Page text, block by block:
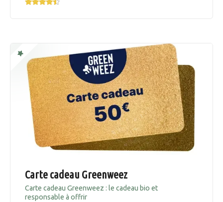
Carte cadeau Greenweez
Carte cadeau Greenweez : le cadeau bio et
responsable à offrir